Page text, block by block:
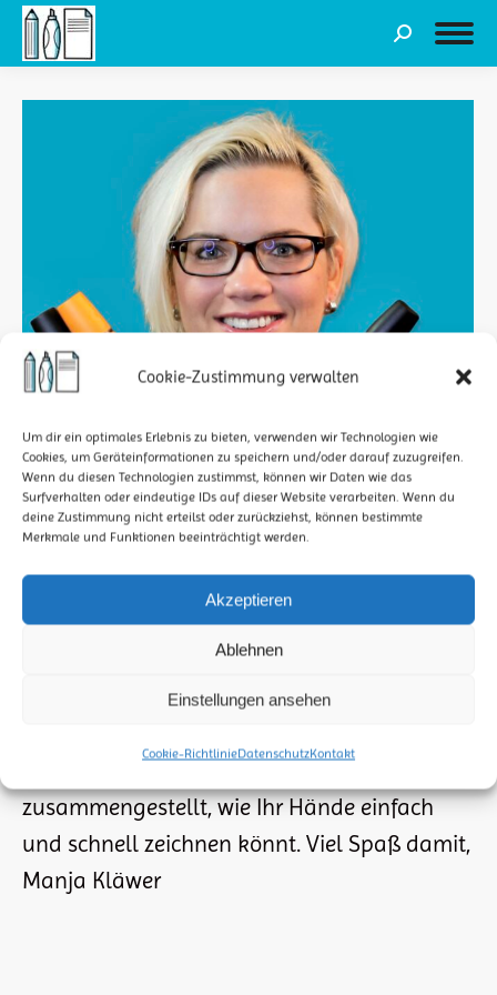
Cookie-Zustimmung verwalten
Um dir ein optimales Erlebnis zu bieten, verwenden wir Technologien wie
Cookies, um Geräteinformationen zu speichern und/oder darauf zuzugreifen.
Wenn du diesen Technologien zustimmst, können wir Daten wie das
Surfverhalten oder eindeutige IDs auf dieser Website verarbeiten. Wenn du
deine Zustimmung nicht erteilst oder zurückziehst, können bestimmte
Merkmale und Funktionen beeinträchtigt werden.
Akzeptieren
Ablehnen
Einstellungen ansehen
Cookie-RichtlinieDatenschutzKontakt
Search:
SKETCHNOTES (1): WIE ZEICHNE ICH HÄNDE?
DAUMEN HOCH, ABKLATSCHEN,
StiftMarkerPapier 10. Oktober 2023
zusammengestellt, wie Ihr Hände einfach
und schnell zeichnen könnt. Viel Spaß damit,
Manja Kläwer